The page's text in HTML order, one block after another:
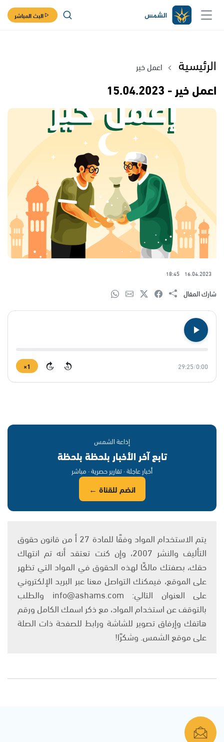
البث المباشر
الرئيسية اعمل خير
اعمل خير - 15.04.2023
16.04.2023
18:45
شارك المقال
0:00
/
29:25
15
15
1×
إذاعة الشمس
تابع آخر الأخبار بلحظة بلحظة
أخبار عاجلة · تقارير حصرية · مباشر
انضم للقناة ←
يتم الاستخدام المواد وفقًا للمادة 27 أ من قانون حقوق
التأليف والنشر 2007، وإن كنت تعتقد أنه تم انتهاك
حقك، بصفتك مالكًا لهذه الحقوق في المواد التي تظهر
على الموقع، فيمكنك التواصل معنا عبر البريد الإلكتروني
على العنوان التالي: info@ashams.com والطلب
بالتوقف عن استخدام المواد، مع ذكر اسمك الكامل ورقم
هاتفك وإرفاق تصوير للشاشة ورابط للصفحة ذات الصلة
على موقع الشمس. وشكرًا!